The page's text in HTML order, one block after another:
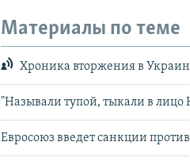
Материалы по теме
Хроника вторжения в
"Называли тупой, тыкали в лицо
Евросоюз введет санкции